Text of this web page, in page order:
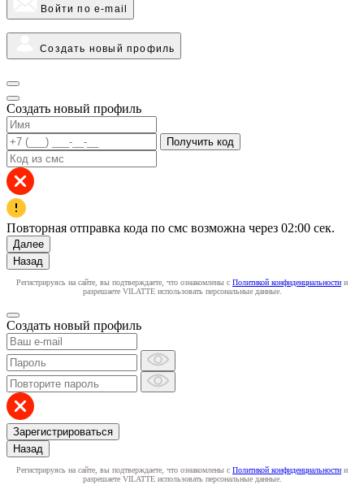
Войти по e-mail
Создать новый профиль
Создать новый профиль
Получить код
Повторная отправка кода по смс возможна через 02:00 сек.
Далее
Назад
Регистрируясь на сайте, вы подтверждаете, что ознакомлены с Политикой конфиденциальности и
разрешаете VILATTE использовать персональные данные.
Создать новый профиль
Зарегистрироваться
Назад
Регистрируясь на сайте, вы подтверждаете, что ознакомлены с Политикой конфиденциальности и
разрешаете VILATTE использовать персональные данные.